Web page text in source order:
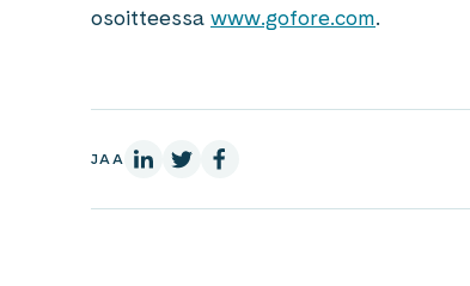
osoitteessa www.gofore.com.
JAA LinkedInissä
X:ssäFacebookissa